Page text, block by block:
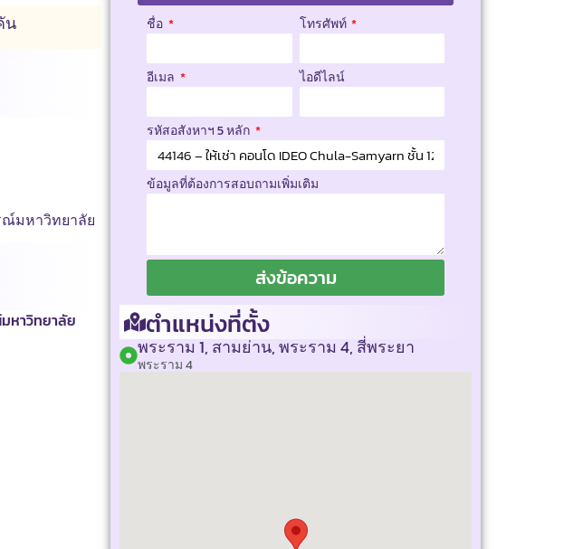
น
ณ์มหาวิทยาลัย
หาวิทยาลัย
ชื่อ โทรศัพท์
อีเมล ไอดีไลน์
รหัสอสังหาฯ 5 หลัก
ข้อมูลที่ต้องการสอบถามเพิ่มเติม
ส่งข้อความ
ตำแหน่งที่ตั้ง
พระราม 1, สามย่าน, พระราม 4, สี่พระยา
พระราม 4